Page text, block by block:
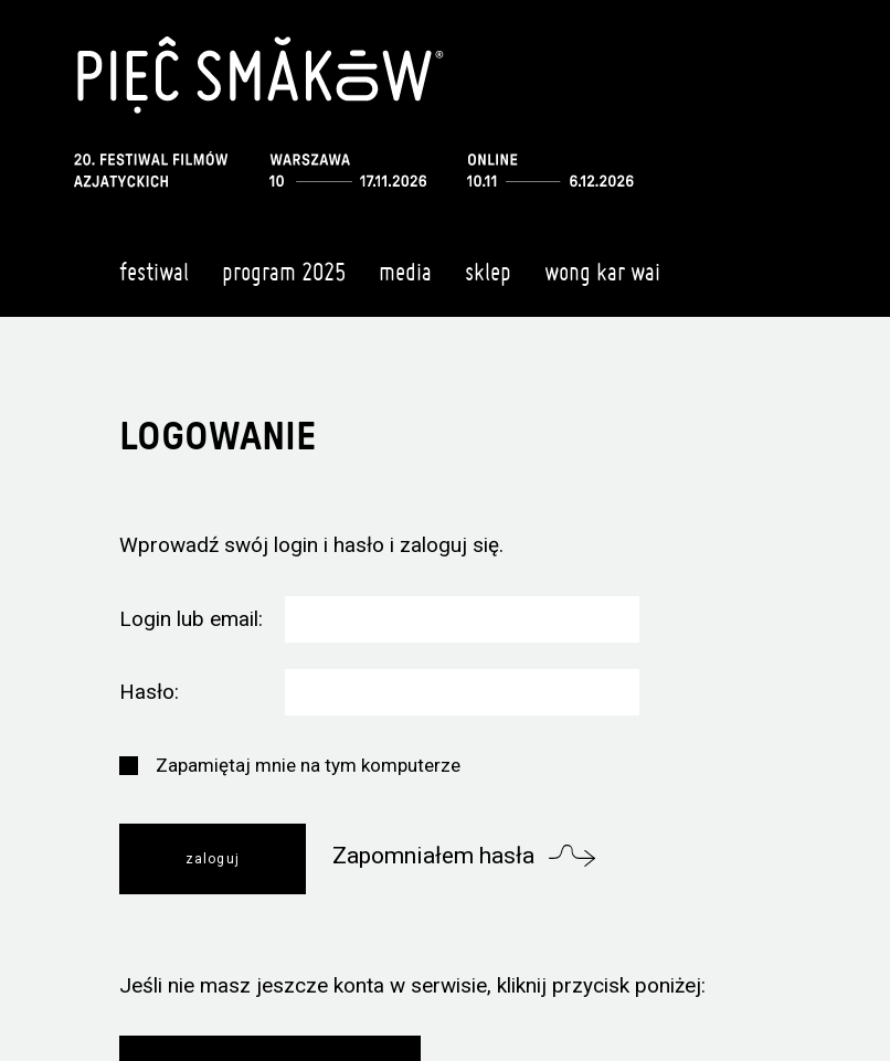
festiwal program 2025 media sklep wong kar wai
LOGOWANIE
Wprowadź swój login i hasło i zaloguj się.
Login lub email:
Hasło:
Zapamiętaj mnie na tym komputerze
Zapomniałem hasła
Jeśli nie masz jeszcze konta w serwisie, kliknij przycisk poniżej: